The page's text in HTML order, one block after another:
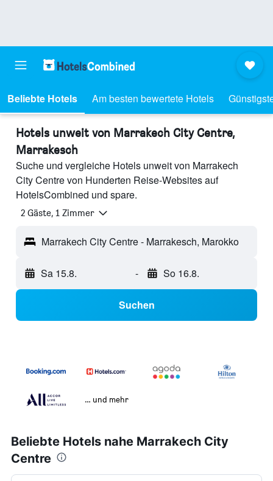
Beliebte Hotels Am besten bewertete Hotels
Hotels unweit von Marrakech City Centre,
Marrakesch
Suche und vergleiche Hotels unweit von Marrakech
City Centre von Hunderten Reise-Websites auf
HotelsCombined und spare.
2 Gäste, 1 Zimmer
Marrakech City Centre - Marrakesch, Marokko
Sa 15.8. - So 16.8.
Suchen
… und mehr
Beliebte Hotels nahe Marrakech City
Centre